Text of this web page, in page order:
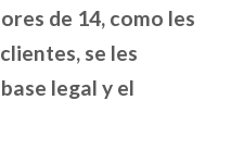
de 14, como les
se les
legal y el